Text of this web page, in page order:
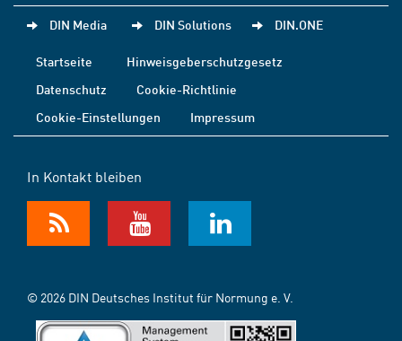
DIN Media DIN Solutions DIN.ONE
Startseite
Hinweisgeberschutzgesetz
Datenschutz
Cookie-Richtlinie
Cookie-Einstellungen
Impressum
In Kontakt bleiben
© 2026 DIN Deutsches Institut für Normung e. V.